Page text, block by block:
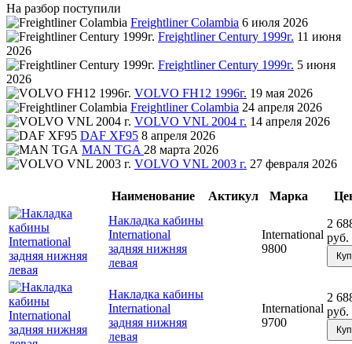
На разбор поступили
Freightliner Colambia 6 июля 2026
Freightliner Century 1999г. 11 июня
2026
Freightliner Century 1999г. 5 июня
2026
VOLVO FH12 1996г. 19 мая 2026
Freightliner Colambia 24 апреля 2026
VOLVO VNL 2004 г. 14 апреля 2026
DAF XF95 8 апреля 2026
MAN TGA 28 марта 2026
VOLVO VNL 2003 г. 27 февраля 2026
Наименование Актикул Марка
Накладка кабины
International
задняя нижняя
левая
International
9800
2
руб.
Накладка кабины
International
задняя нижняя
левая
International
9700
2
руб.